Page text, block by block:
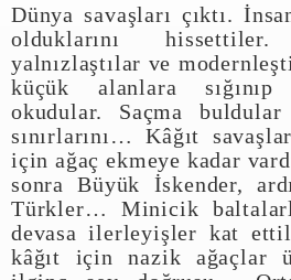
Dünya savaşları çıktı.
olduklarını
yalnızlaştılar ve
küçük alanlara
okudular. Saçma
sınırlarını… Kâğıt
için ağaç ekmeye kadar
sonra Büyük İskender,
Türkler… Minicik
devasa ilerleyişler kat
kâğıt için nazik ağaçlar